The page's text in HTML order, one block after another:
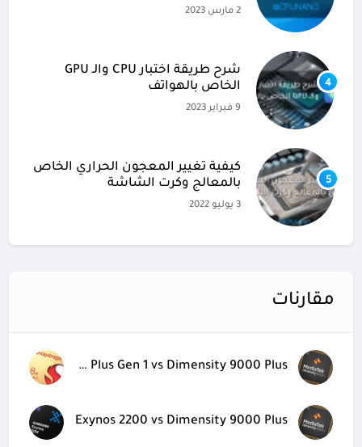
2 مارس 2023
4
شرح طريقة اختبار CPU والـ GPU
الخاص بالهواتف
9 فبراير 2023
5
كيفية تغيير المعجون الحراري الخاص
بالمعالج وكرت الشاشة
3 يوليو 2022
مقارنات
Snapdragon 8 Plus Gen 1 vs Dimensity 9000 Plus
Exynos 2200 vs Dimensity 9000 Plus